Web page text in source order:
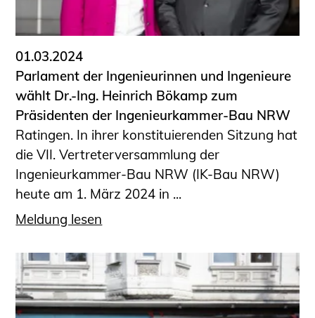
Informationen für Fortbildungsträger
Anträge, Anzeigen, Formulare
Fortbildung/Seminare
Informationen für Ingenieurinnen
und Ingenieure
Recht
Planungswettbewerbe
Publikationen
Stellenbörse
Öffentlich bestellte und vereidigte
Prüfsachverständige
Qualifizierte Tragwerksplaner/-innen
Bauvorlageberechtigte
01.03.2024
Parlament der Ingenieurinnen und Ingenieure
wählt Dr.-Ing. Heinrich Bökamp zum
Präsidenten der Ingenieurkammer-Bau NRW
Ratingen. In ihrer konstituierenden Sitzung hat
die VII. Vertreterversammlung der
Ingenieurkammer-Bau NRW (IK-Bau NRW)
heute am 1. März 2024 in ...
Meldung lesen